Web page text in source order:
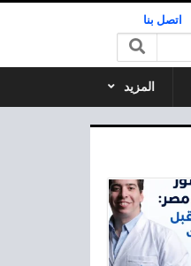
اتصل بنا
المزيد